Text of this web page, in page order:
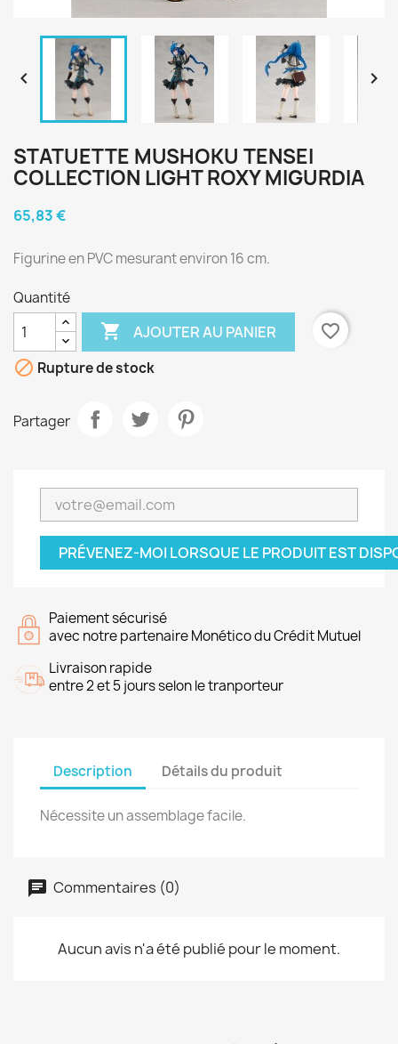
 
STATUETTE MUSHOKU TENSEI
COLLECTION LIGHT ROXY MIGURDIA
65,83 €
Figurine en PVC mesurant environ 16 cm.
Quantité
 AJOUTER AU PANIER
favorite_border
 Rupture de stock
Partager
PRÉVENEZ-MOI LORSQUE LE PRODUIT EST
Paiement sécurisé
avec notre partenaire Monético du Crédit Mutuel
Livraison rapide
entre 2 et 5 jours selon le tranporteur
Description Détails du produit
Nécessite un assemblage facile.
Commentaires (0)
Aucun avis n'a été publié pour le moment.